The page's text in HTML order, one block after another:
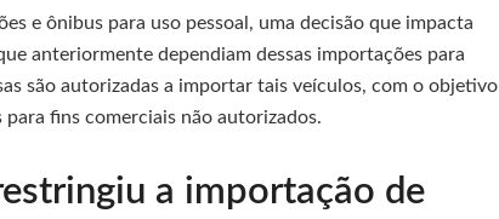
e ônibus para uso pessoal, uma decisão que impacta
anteriormente dependiam dessas importações para
são autorizadas a importar tais veículos, com o objetivo
fins comerciais não autorizados.
a importação de